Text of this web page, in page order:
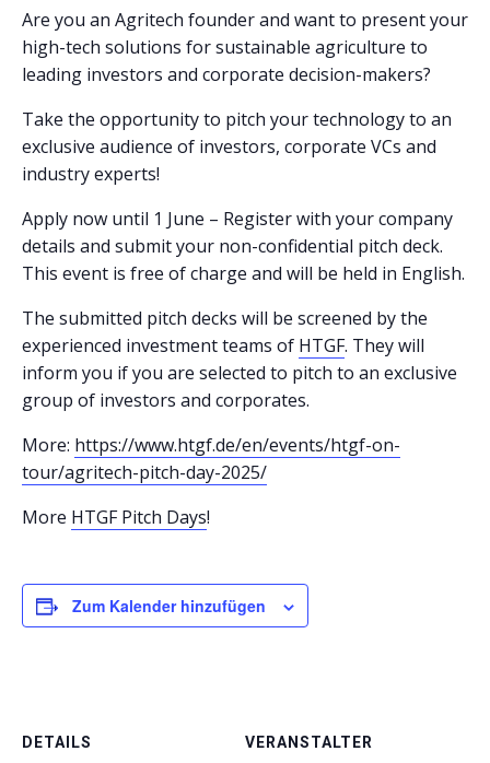
Are you an Agritech founder and want to present your
high-tech solutions for sustainable agriculture to
leading investors and corporate decision-makers?
Take the opportunity to pitch your technology to an
exclusive audience of investors, corporate VCs and
industry experts!
Apply now until 1 June – Register with your company
details and submit your non-confidential pitch deck.
This event is free of charge and will be held in English.
The submitted pitch decks will be screened by the
experienced investment teams of HTGF. They will
inform you if you are selected to pitch to an exclusive
group of investors and corporates.
More: https://www.htgf.de/en/events/htgf-on-
tour/agritech-pitch-day-2025/
More HTGF Pitch Days!
Zum Kalender hinzufügen
DETAILS VERANSTALTER